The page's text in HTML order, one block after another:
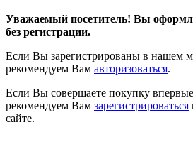
Уважаемый посетитель! Вы
без регистрации.
Если Вы зарегистрированы в нашем
рекомендуем Вам авторизоваться.
Если Вы совершаете покупку
рекомендуем Вам зарегистрироваться
сайте.